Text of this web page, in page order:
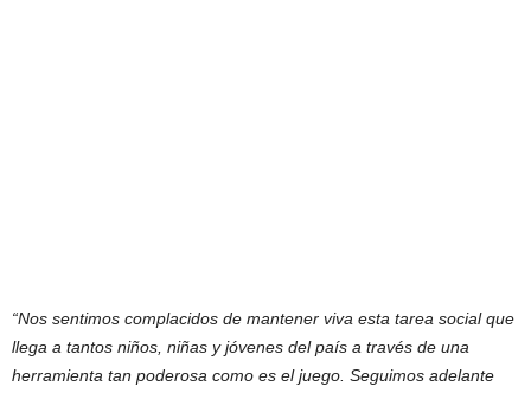
“Nos sentimos complacidos de mantener viva esta tarea social que
llega a tantos niños, niñas y jóvenes del país a través de una
herramienta tan poderosa como es el juego. Seguimos adelante